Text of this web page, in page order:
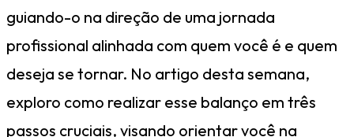
guiando-o na direção de uma jornada
profissional alinhada com quem você é e quem
deseja se tornar. No artigo desta semana,
exploro como realizar esse balanço em três
passos cruciais, visando orientar você na